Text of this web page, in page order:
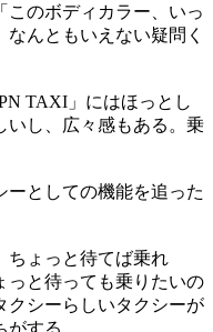
このボディカラー、いっ
んともいえない疑問く
TAXI」にはほっとし
いし、広々感もある。乗
ーとしての機能を追った
ちょっと待てば乗れ
っと待っても乗りたいの
クシーらしいタクシーが
する。